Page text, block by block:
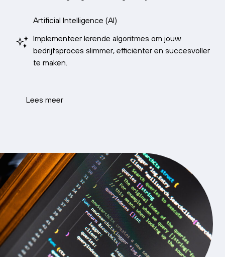
Artificial Intelligence (AI)
Implementeer lerende algoritmes om jouw
bedrijfsproces slimmer, efficiënter en succesvoller
te maken.
Lees meer